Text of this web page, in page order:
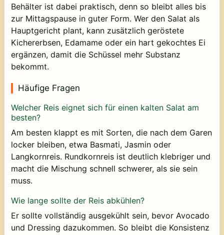
Behälter ist dabei praktisch, denn so bleibt alles bis
zur Mittagspause in guter Form. Wer den Salat als
Hauptgericht plant, kann zusätzlich geröstete
Kichererbsen, Edamame oder ein hart gekochtes Ei
ergänzen, damit die Schüssel mehr Substanz
bekommt.
Häufige Fragen
Welcher Reis eignet sich für einen kalten Salat am
besten?
Am besten klappt es mit Sorten, die nach dem Garen
locker bleiben, etwa Basmati, Jasmin oder
Langkornreis. Rundkornreis ist deutlich klebriger und
macht die Mischung schnell schwerer, als sie sein
muss.
Wie lange sollte der Reis abkühlen?
Er sollte vollständig ausgekühlt sein, bevor Avocado
und Dressing dazukommen. So bleibt die Konsistenz